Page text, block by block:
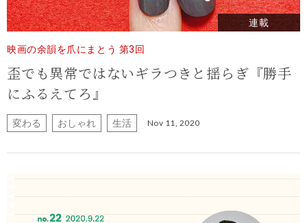
連載
映画の余韻を爪にまとう 第3回
歪でも異常ではないギラつきと揺らぎ『勝手
にふるえてろ』
変わる おしゃれ 生活 Nov 11, 2020